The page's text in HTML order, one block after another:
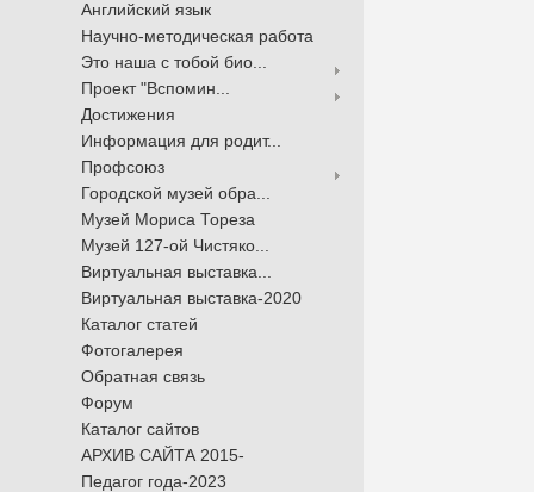
Английский язык
Научно-методическая работа
Это наша с тобой био...
Проект "Вспомин...
Достижения
Информация для родит...
Профсоюз
Городской музей обра...
Музей Мориса Тореза
Музей 127-ой Чистяко...
Виртуальная выставка...
Виртуальная выставка-2020
Каталог статей
Фотогалерея
Обратная связь
Форум
Каталог сайтов
АРХИВ САЙТА 2015-
Педагог года-2023